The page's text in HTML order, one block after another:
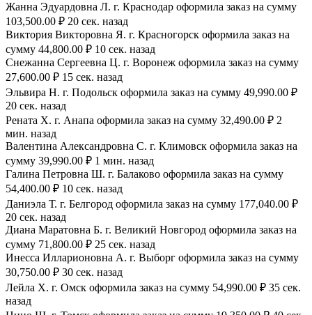
Жанна Эдуардовна Л. г. Краснодар оформила заказ на сумму
103,500.00 ₽ 20 сек. назад
Виктория Викторовна Я. г. Красногорск оформила заказ на
сумму 44,800.00 ₽ 10 сек. назад
Снежанна Сергеевна Ц. г. Воронеж оформила заказ на сумму
27,600.00 ₽ 15 сек. назад
Эльвира Н. г. Подольск оформила заказ на сумму 49,990.00 ₽
20 сек. назад
Рената Х. г. Анапа оформила заказ на сумму 32,490.00 ₽ 2
мин. назад
Валентина Александровна С. г. Климовск оформила заказ на
сумму 39,990.00 ₽ 1 мин. назад
Галина Петровна Ш. г. Балаково оформила заказ на сумму
54,400.00 ₽ 10 сек. назад
Даниэла Т. г. Белгород оформила заказ на сумму 177,040.00 ₽
20 сек. назад
Диана Маратовна Б. г. Великий Новгород оформила заказ на
сумму 71,800.00 ₽ 25 сек. назад
Инесса Илларионовна А. г. Выборг оформила заказ на сумму
30,750.00 ₽ 30 сек. назад
Лейла Х. г. Омск оформила заказ на сумму 54,990.00 ₽ 35 сек.
назад